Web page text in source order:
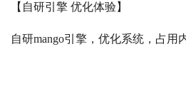
【自研引擎 优化体验】
自研mango引擎，优化系统，占用